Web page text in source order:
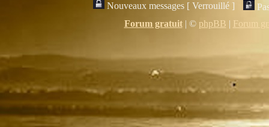
Nouveaux messages [ Verrouillé ]
Forum gratuit| © phpBB | Forum